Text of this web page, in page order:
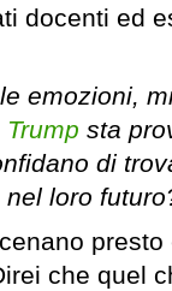
docenti ed
emozioni,
sta
di
nel loro
che quel